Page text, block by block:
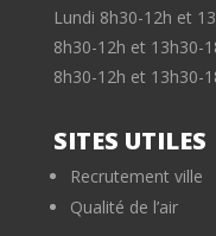
Lundi 8h30-12h et
8h30-12h et 13h30-
8h30-12h et 13h30-
SITES UTILES
Recrutement ville
Qualité de l’air